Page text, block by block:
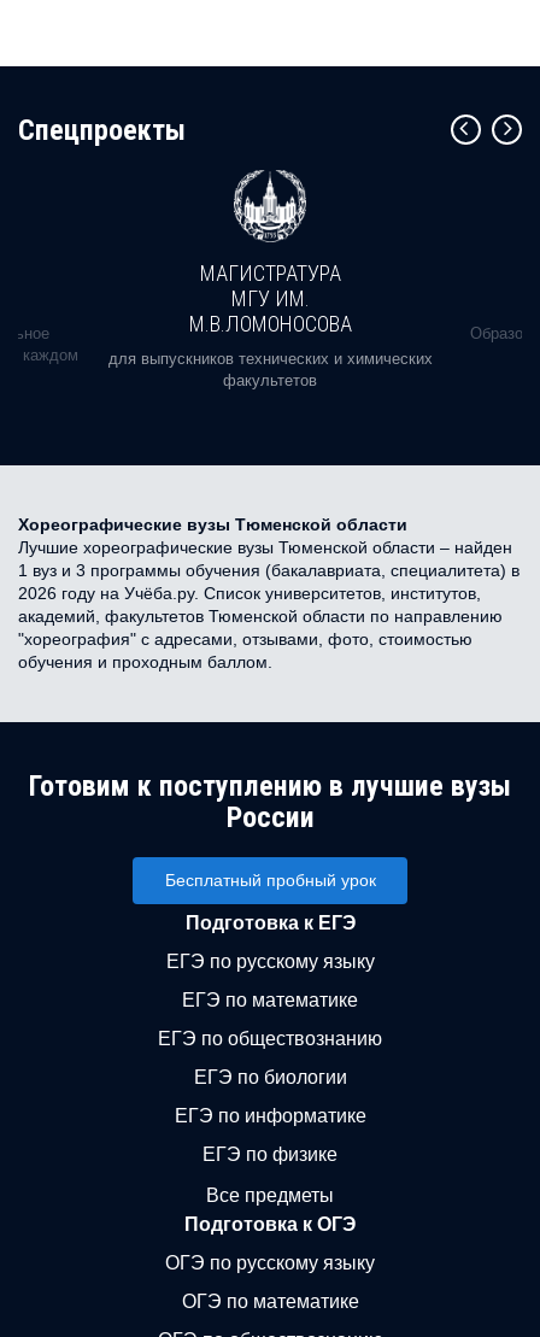
Cпецпроекты
в каждом
МАГИСТРАТУРА
МГУ ИМ.
М.В.ЛОМОНОСОВА
для выпускников технических и химических
факультетов
Хореографические вузы Тюменской области
Лучшие хореографические вузы Тюменской области – найден
1 вуз и 3 программы обучения (бакалавриата, специалитета) в
2026 году на Учёба.ру. Список университетов, институтов,
академий, факультетов Тюменской области по направлению
"хореография" с адресами, отзывами, фото, стоимостью
обучения и проходным баллом.
Готовим к поступлению в лучшие вузы
России
Бесплатный пробный урок
Подготовка к ЕГЭ
ЕГЭ по русскому языку
ЕГЭ по математике
ЕГЭ по обществознанию
ЕГЭ по биологии
ЕГЭ по информатике
ЕГЭ по физике
Все предметы
Подготовка к ОГЭ
ОГЭ по русскому языку
ОГЭ по математике